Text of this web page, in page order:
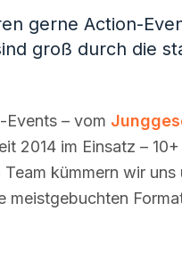
gerne Action-
groß durch die
– vom
2014 im Einsatz –
kümmern wir uns
meistgebuchten